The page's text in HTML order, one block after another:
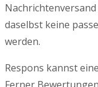
daselbst keine
werden.
Respons kannst